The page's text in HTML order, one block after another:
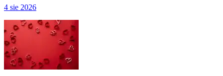
4 sie 2026